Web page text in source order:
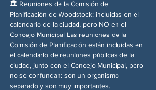
🏛️ Reuniones de la Comisión de
Planificación de Woodstock: incluidas en el
calendario de la ciudad, pero NO en el
Concejo Municipal Las reuniones de la
Comisión de Planificación están incluidas en
el calendario de reuniones públicas de la
ciudad, junto con el Concejo Municipal, pero
no se confundan: son un organismo
separado y son muy importantes.